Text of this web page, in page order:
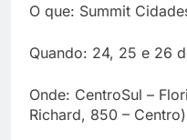
O que: Summit
Quando: 24, 25 e 26
Onde: CentroSul –
Richard, 850 – Centro)